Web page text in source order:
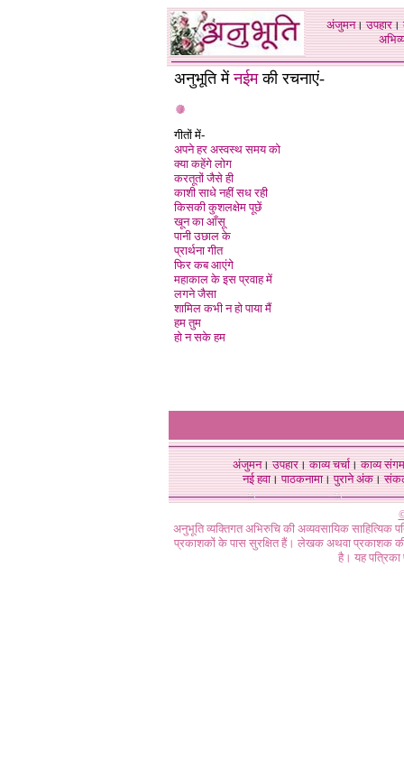
अंजुमन।उपहार।
अनुभूति मेंनईमकी रचनाएं-
गीतों में-
अपने हर अस्वस्थ समय को
क्या कहेंगे लोग
करतूतों जैसे ही
काशी साधे नहीं सध रही
किसकी कुशलक्षेम पूछें
खून का आँसू
पानी उछाल के
प्रार्थना गीत
फिर कब आएंगे
महाकाल के इस प्रवाह में
लगने जैसा
शामिल कभी न हो पाया मैं
हम तुम
हो न सके हम
अंजुमन।उपहार।काव्य चर्चा।काव्य संगम
नई हवा। पाठकनामा। पुराने अंक।
अनुभूति व्यक्तिगत अभिरुचि की अव्यवसायिक
प्रकाशकों के पास सुरक्षित हैं। लेखक अथवा प्रकाशक की
है। यह पत्रिका